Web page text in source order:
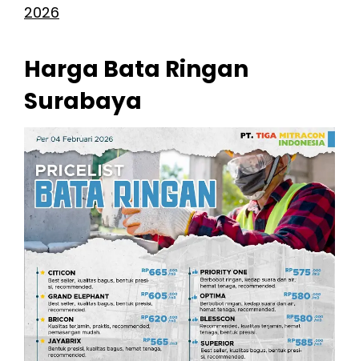
2026
Harga Bata Ringan
Surabaya